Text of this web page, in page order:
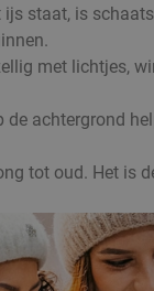
staat, is
met lichtjes,
achtergrond
tot oud. Het is